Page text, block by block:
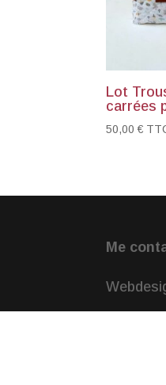
Lot
carrées
50,00€
Me